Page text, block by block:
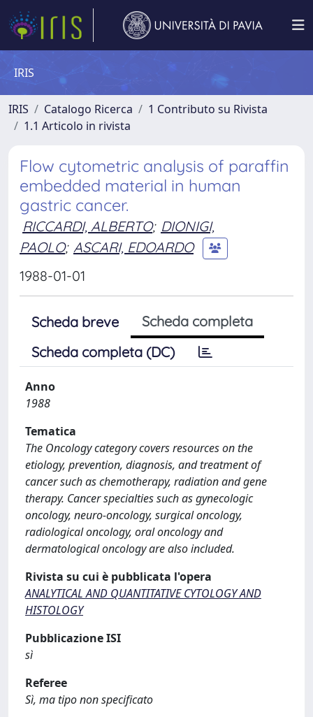
IRIS
IRIS Catalogo Ricerca
1 Contributo su Rivista
1.1 Articolo in rivista
Flow cytometric analysis of paraffin
embedded material in human
gastric cancer.
RICCARDI, ALBERTO; DIONIGI,
PAOLO; ASCARI, EDOARDO
1988-01-01
Scheda breve
Scheda completa
Scheda completa (DC)
Anno
1988
Tematica
The Oncology category covers resources on the
etiology, prevention, diagnosis, and treatment of
cancer such as chemotherapy, radiation and gene
therapy. Cancer specialties such as gynecologic
oncology, neuro-oncology, surgical oncology,
radiological oncology, oral oncology and
dermatological oncology are also included.
Rivista su cui è pubblicata l'opera
ANALYTICAL AND QUANTITATIVE CYTOLOGY AND
HISTOLOGY
Pubblicazione ISI
sì
Referee
Sì, ma tipo non specificato